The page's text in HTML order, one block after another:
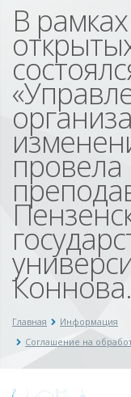
В
Коннова.
Главная
Информация
Соглашение на